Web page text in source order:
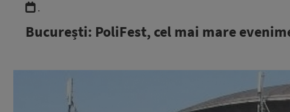
.
București: PoliFest, cel mai mare